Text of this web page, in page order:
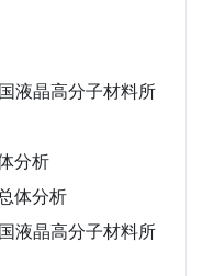
液晶高分子材料所
分析
体分析
液晶高分子材料所